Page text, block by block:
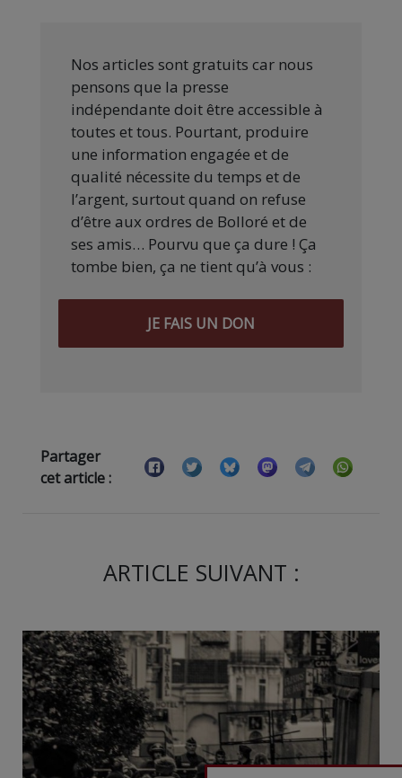
Nos articles sont gratuits car nous
pensons que la presse
indépendante doit être accessible à
toutes et tous. Pourtant, produire
une information engagée et de
qualité nécessite du temps et de
l’argent, surtout quand on refuse
d’être aux ordres de Bolloré et de
ses amis… Pourvu que ça dure ! Ça
tombe bien, ça ne tient qu’à vous :
JE FAIS UN DON
Partager
cet article :
ARTICLE SUIVANT :